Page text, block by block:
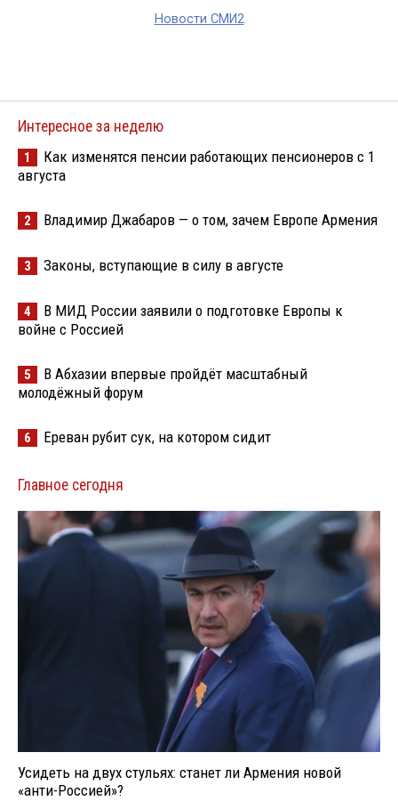
Новости СМИ2
Интересное за неделю
1
Как изменятся пенсии работающих пенсионеров с 1
августа
2 Владимир Джабаров — о том, зачем Европе Армения
3 Законы, вступающие в силу в августе
4
В МИД России заявили о подготовке Европы к
войне с Россией
5
В Абхазии впервые пройдёт масштабный
молодёжный форум
6 Ереван рубит сук, на котором сидит
Главное сегодня
Усидеть на двух стульях: станет ли Армения новой
«анти-Россией»?